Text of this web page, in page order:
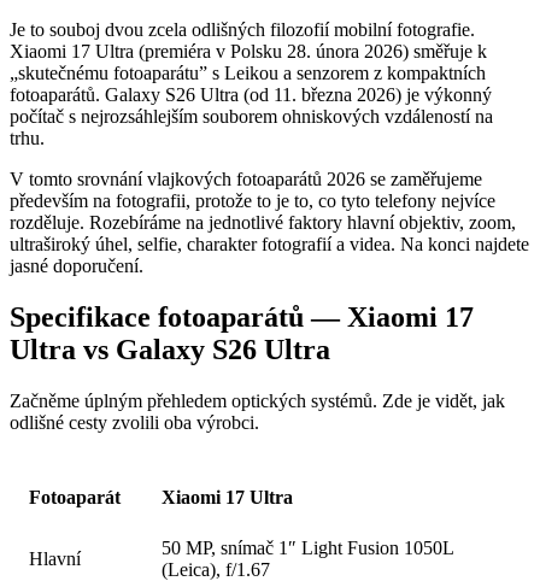
Je to souboj dvou zcela odlišných filozofií mobilní fotografie.
Xiaomi 17 Ultra (premiéra v Polsku 28. února 2026) směřuje k
„skutečnému fotoaparátu” s Leikou a senzorem z kompaktních
fotoaparátů. Galaxy S26 Ultra (od 11. března 2026) je výkonný
počítač s nejrozsáhlejším souborem ohniskových vzdáleností na
trhu.
V tomto srovnání vlajkových fotoaparátů 2026 se zaměřujeme
především na fotografii, protože to je to, co tyto telefony nejvíce
rozděluje. Rozebíráme na jednotlivé faktory hlavní objektiv, zoom,
ultraširoký úhel, selfie, charakter fotografií a videa. Na konci najdete
jasné doporučení.
Specifikace fotoaparátů — Xiaomi 17
Ultra vs Galaxy S26 Ultra
Začněme úplným přehledem optických systémů. Zde je vidět, jak
odlišné cesty zvolili oba výrobci.
Fotoaparát Xiaomi 17 Ultra
Hlavní
50 MP, snímač 1″ Light Fusion 1050L
(Leica), f/1.67